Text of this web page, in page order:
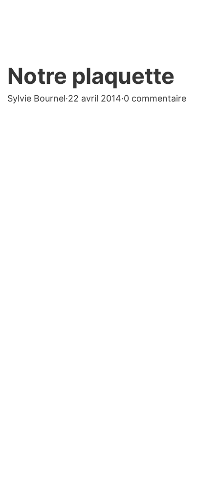
Notre plaquette
Sylvie Bournel·22 avril 2014·0 commentaire